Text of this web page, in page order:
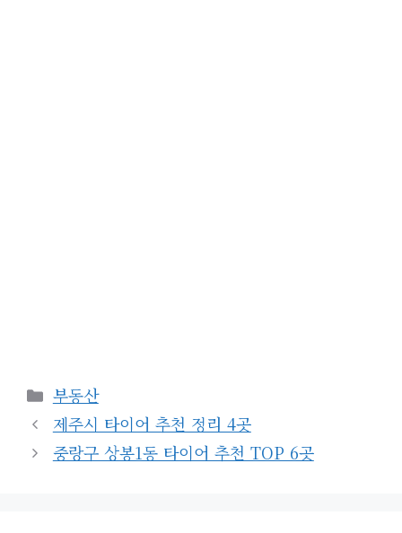
카
테
고
리
부동산
제주시 타이어 추천 정리 4곳
중랑구 상봉1동 타이어 추천 TOP 6곳